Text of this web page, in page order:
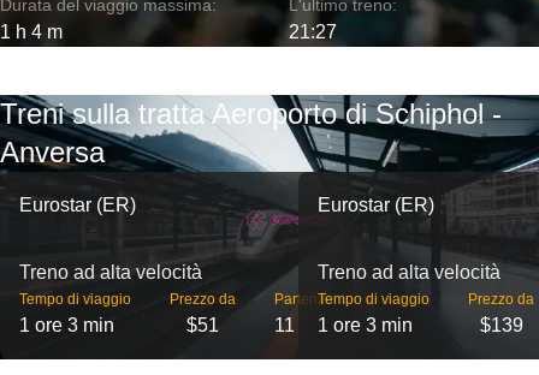
Durata del viaggio massima:
1 h 4 m
L'ultimo treno:
21:27
Treni sulla tratta Aeroporto di Schiphol -
Anversa
Eurostar (ER)
Treno ad alta velocità
Tempo di viaggio
1 ore 3 min
Prezzo da
$51
Partenze
11
Eurostar (ER)
Treno ad alta velocità
Tempo di viaggio
1 ore 3 min
Prezzo da
$139